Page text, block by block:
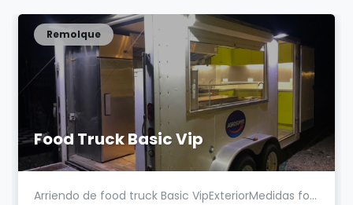
Food Truck Basic Vip
Remolque
Arriendo de food truck Basic VipExteriorMedidas fo...